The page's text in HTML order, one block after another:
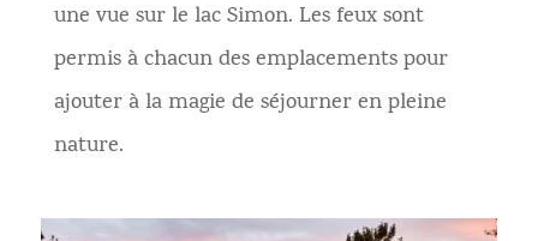
une vue sur le lac Simon. Les feux sont
permis à chacun des emplacements pour
ajouter à la magie de séjourner en pleine
nature.